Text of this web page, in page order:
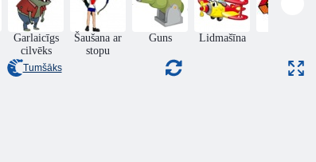
Slidu Dauzīt Craft
Garlaicīgs
cilvēks
Šaušana ar
stopu
Guns Lidmašīna
Tumšāks